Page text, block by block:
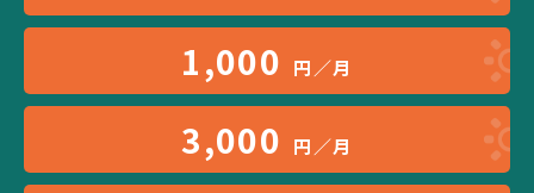
1,000 円／月
3,000 円／月